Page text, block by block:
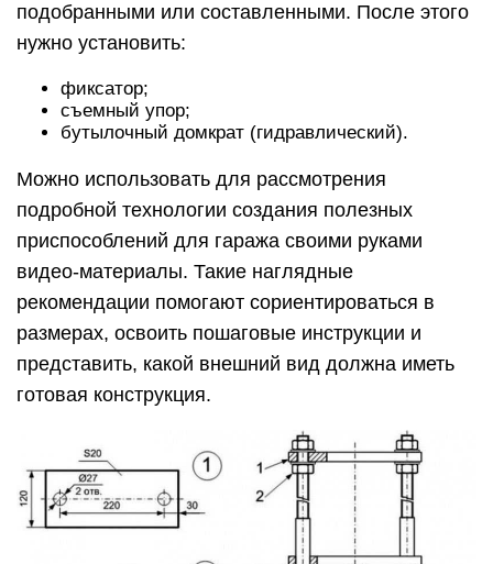
подобранными или составленными. После этого
нужно установить:
фиксатор;
съемный упор;
бутылочный домкрат (гидравлический).
Можно использовать для рассмотрения
подробной технологии создания полезных
приспособлений для гаража своими руками
видео-материалы. Такие наглядные
рекомендации помогают сориентироваться в
размерах, освоить пошаговые инструкции и
представить, какой внешний вид должна иметь
готовая конструкция.